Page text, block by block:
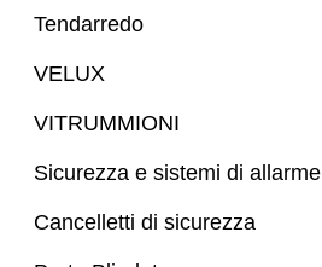
Tendarredo
VELUX
VITRUMMIONI
Sicurezza e sistemi di allarme
Cancelletti di sicurezza